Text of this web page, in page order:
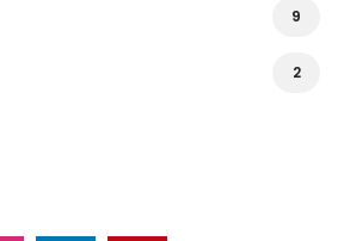
9
2